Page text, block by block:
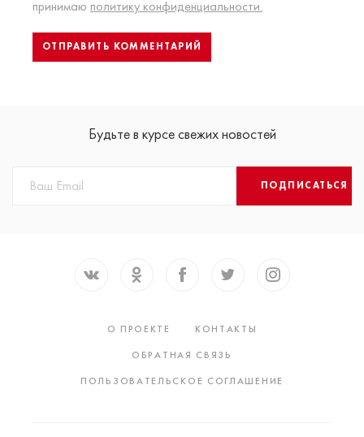
принимаю политику конфиденциальности.
Будьте в курсе свежих новостей
ПОДПИСАТЬСЯ
О ПРОЕКТЕ
КОНТАКТЫ
ОБРАТНАЯ СВЯЗЬ
ПОЛЬЗОВАТЕЛЬСКОЕ СОГЛАШЕНИЕ